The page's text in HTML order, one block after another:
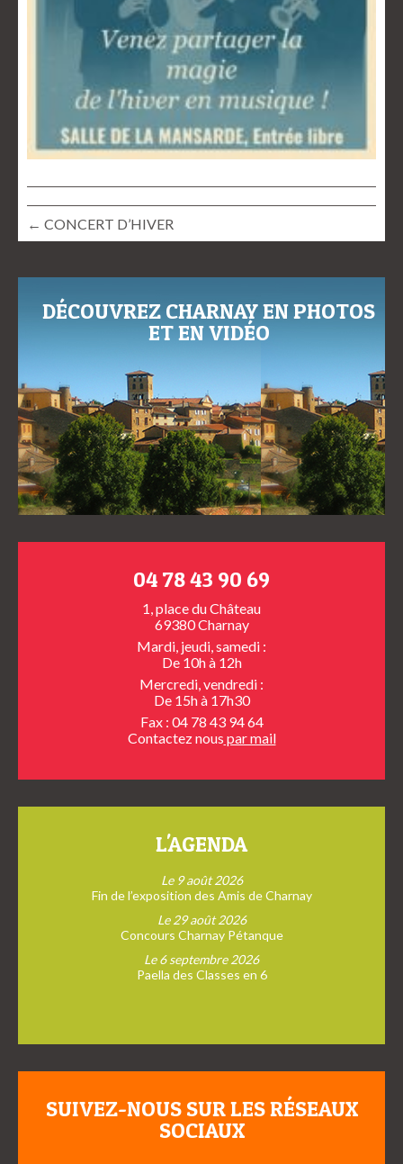
← CONCERT D’HIVER
DÉCOUVREZ CHARNAY EN PHOTOS
ET EN VIDÉO
04 78 43 90 69
1, place du Château
69380 Charnay
Mardi, jeudi, samedi :
De 10h à 12h
Mercredi, vendredi :
De 15h à 17h30
Fax : 04 78 43 94 64
Contactez nous par mail
L'AGENDA
Le 9 août 2026
Fin de l’exposition des Amis de Charnay
Le 29 août 2026
Concours Charnay Pétanque
Le 6 septembre 2026
Paella des Classes en 6
SUIVEZ-NOUS SUR LES RÉSEAUX
SOCIAUX